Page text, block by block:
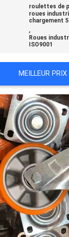
roulettes de
roues
chargement
,
Roues
ISO9001
MEILLEUR PRIX